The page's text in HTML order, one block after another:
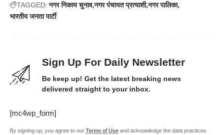
TAGGED: नगर निकाय चुनाव नगर पंचायत प्रत्याशी नगर पालिका
भारतीय जनता पार्टी
Sign Up For Daily Newsletter
Be keep up! Get the latest breaking news
delivered straight to your inbox.
[mc4wp_form]
By signing up, you agree to our Terms of Use and acknowledge the data practices